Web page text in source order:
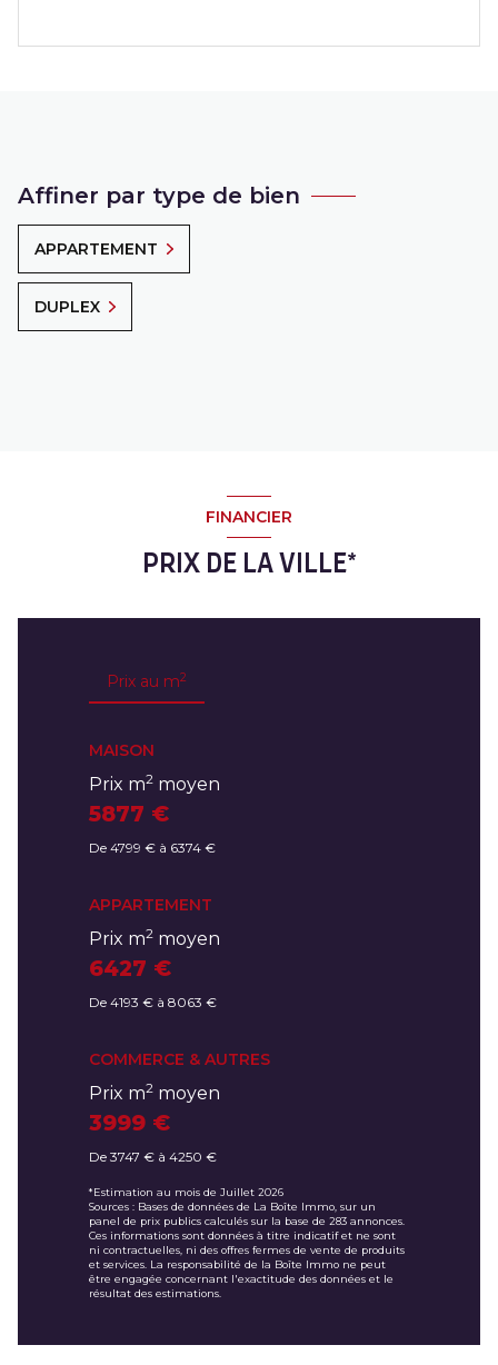
Affiner par type de bien
APPARTEMENT
DUPLEX
FINANCIER
PRIX DE LA VILLE*
Prix au m2
MAISON
Prix m2 moyen
5877 €
De 4799 € à 6374 €
APPARTEMENT
Prix m2 moyen
6427 €
De 4193 € à 8063 €
COMMERCE & AUTRES
Prix m2 moyen
3999 €
De 3747 € à 4250 €
*Estimation au mois de Juillet 2026
Sources : Bases de données de La Boîte Immo, sur un
panel de prix publics calculés sur la base de 283 annonces.
Ces informations sont données à titre indicatif et ne sont
ni contractuelles, ni des offres fermes de vente de produits
et services. La responsabilité de la Boîte Immo ne peut
être engagée concernant l'exactitude des données et le
résultat des estimations.